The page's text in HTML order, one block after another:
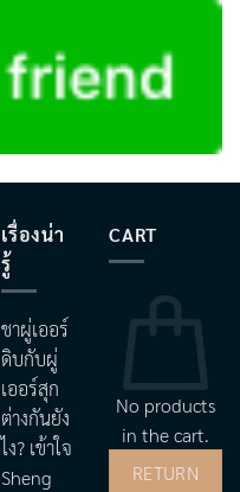
เรื่องน่า
รู้
ชาผู่เออร์
ดิบกับผู่
เออร์สุก
ต่างกันยัง
ไง? เข้าใจ
Sheng
CART
No products
in the cart.
RETURN